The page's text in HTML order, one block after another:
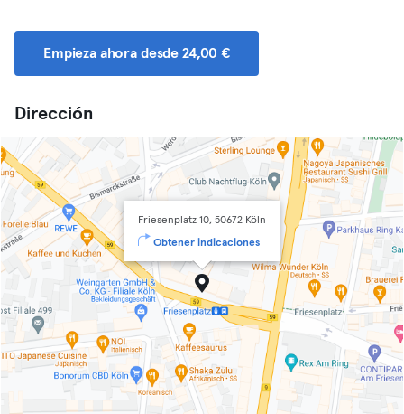
Empieza ahora desde 24,00 €
Dirección
Friesenplatz 10, 50672 Köln
Obtener indicaciones